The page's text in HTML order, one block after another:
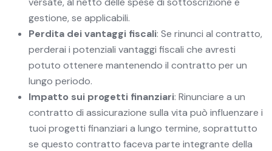
gestione, se applicabili.
Perdita dei vantaggi fiscali: Se rinunci al contratto,
perderai i potenziali vantaggi fiscali che avresti
potuto ottenere mantenendo il contratto per un
lungo periodo.
Impatto sui progetti finanziari: Rinunciare a un
contratto di assicurazione sulla vita può influenzare i
tuoi progetti finanziari a lungo termine, soprattutto
se questo contratto faceva parte integrante della